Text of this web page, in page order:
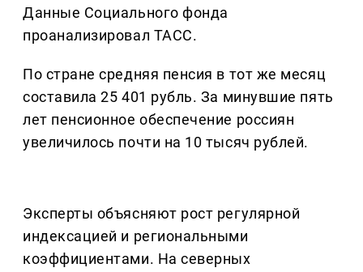
Данные Социального фонда
проанализировал ТАСС.
По стране средняя пенсия в тот же месяц
составила 25 401 рубль. За минувшие пять
лет пенсионное обеспечение россиян
увеличилось почти на 10 тысяч рублей.
Эксперты объясняют рост регулярной
индексацией и региональными
коэффициентами. На северных